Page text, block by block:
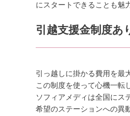
にスタートできることも魅
引越支援金制度あ
引っ越しに掛かる費用を最
この制度を使って心機一転
ソフィアメディは全国にス
希望のステーションへの異